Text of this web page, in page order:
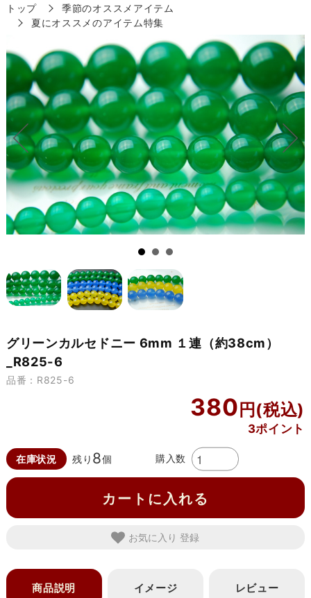
トップ
季節のオススメアイテム
夏にオススメのアイテム特集
グリーンカルセドニー 6mm １連（約38cm）
_R825-6
品番：R825-6
380
3ポイント
在庫状況 残り 8個 購入数
カートに入れる
お気に入り
商品説明 イメージ レビュー